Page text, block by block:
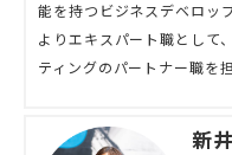
能を持つビジネスデベロッ
よりエキスパート職として
ティングのパートナー職を担
新